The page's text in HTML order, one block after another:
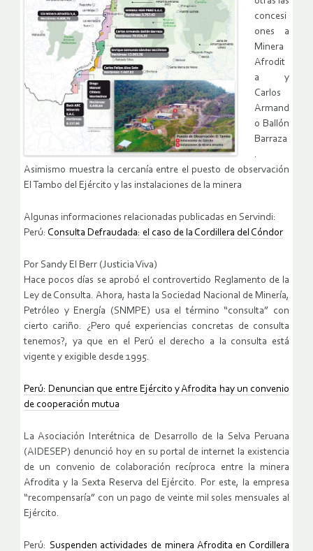
concesi
ones a
Minera
Afrodit
a y
Carlos
Armand
o Ballón
Barraza
.
Asimismo muestra la cercanía entre el puesto de observación
El Tambo del Ejército y las instalaciones de la minera
Algunas informaciones relacionadas publicadas en Servindi:
Perú: Consulta Defraudada: el caso de la Cordillera del Cóndor
Por Sandy El Berr (Justicia Viva)
Hace pocos días se aprobó el controvertido Reglamento de la
Ley de Consulta. Ahora, hasta la Sociedad Nacional de Minería,
Petróleo y Energía (SNMPE) usa el término “consulta” con
cierto cariño. ¿Pero qué experiencias concretas de consulta
tenemos?, ya que en el Perú el derecho a la consulta está
vigente y exigible desde 1995.
Perú: Denuncian que entre Ejército y Afrodita hay un convenio
de cooperación mutua
La Asociación Interétnica de Desarrollo de la Selva Peruana
(AIDESEP) denunció hoy en su portal de internet la existencia
de un convenio de colaboración recíproca entre la minera
Afrodita y la Sexta Reserva del Ejército. Por este, la empresa
“recompensaría” con un pago de veinte mil soles mensuales al
Ejército.
Perú: Suspenden actividades de minera Afrodita en Cordillera